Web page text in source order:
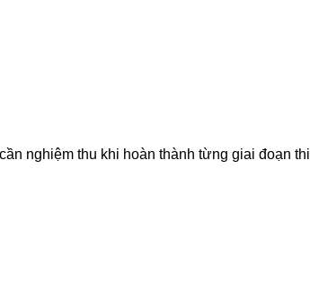
nghiệm thu khi hoàn thành từng giai đoạn thi